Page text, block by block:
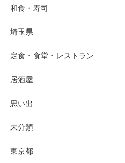
和食・寿司
埼玉県
定食・食堂・レストラン
居酒屋
思い出
未分類
東京都